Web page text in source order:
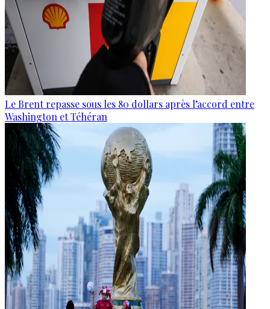
Le Brent repasse sous les 80 dollars après l’accord entre
Washington et Téhéran